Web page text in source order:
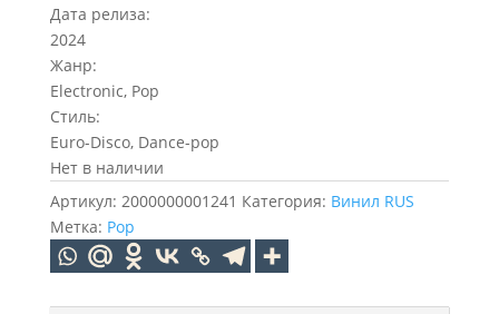
Дата релиза:
2024
Жанр:
Electronic, Pop
Стиль:
Euro-Disco, Dance-pop
Нет в наличии
Артикул: 2000000001241 Категория: Винил RUS
Метка: Pop